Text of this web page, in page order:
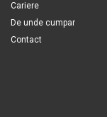
Cariere
De unde cumpar
Contact